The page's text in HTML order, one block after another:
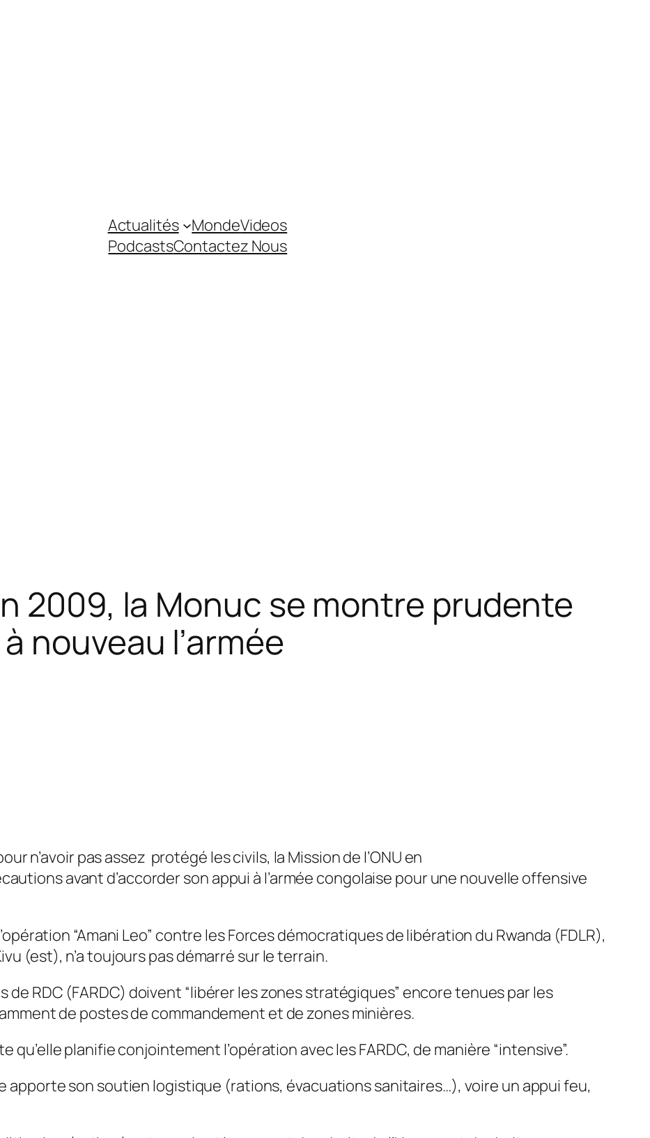
Actualités MondeVideos
PodcastsContactez Nous
2009, la Monuc se montre prudente
nouveau l’armée
n’avoir pas assez protégé les civils, la Mission de l’ONU en
avant d’accorder son appui à l’armée congolaise pour une nouvelle offensive
“Amani Leo” contre les Forces démocratiques de libération du Rwanda (FDLR),
(est), n’a toujours pas démarré sur le terrain.
de RDC (FARDC) doivent “libérer les zones stratégiques” encore tenues par les
de postes de commandement et de zones minières.
qu’elle planifie conjointement l’opération avec les FARDC, de manière “intensive”.
apporte son soutien logistique (rations, évacuations sanitaires…), voire un appui feu,